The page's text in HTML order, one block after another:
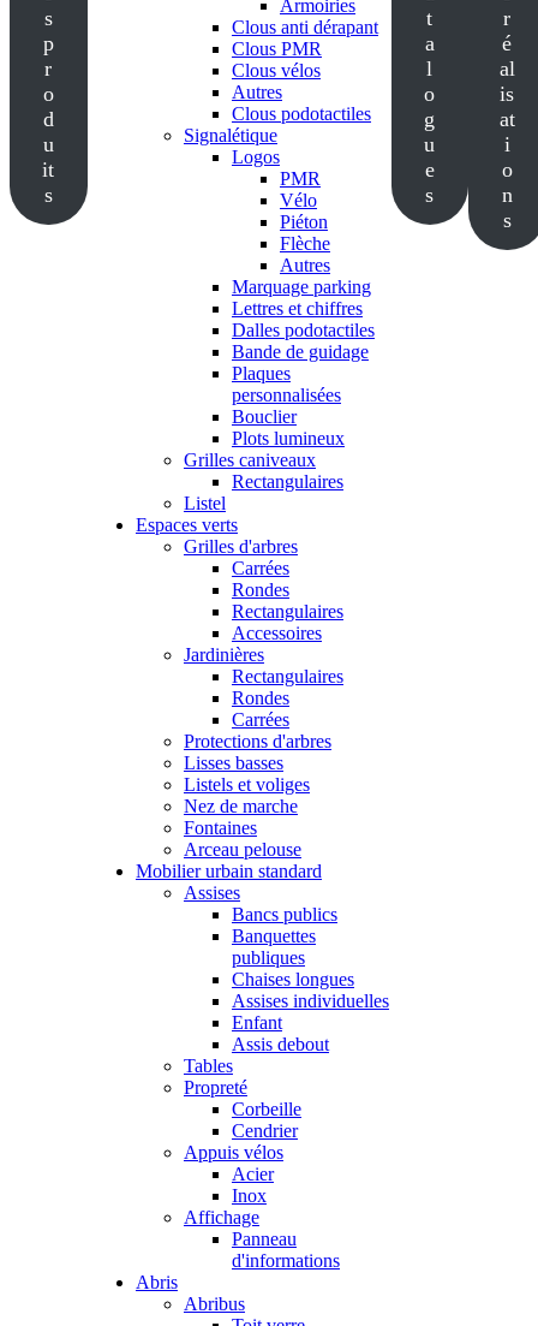
s
p
r
o
d
u
it
s
Armoiries
Clous anti dérapant
Clous PMR
Clous vélos
Autres
Clous podotactiles
Signalétique
Logos
PMR
Vélo
Piéton
Flèche
Autres
Marquage parking
Lettres et chiffres
Dalles podotactiles
Bande de guidage
Plaques
personnalisées
Bouclier
Plots lumineux
Grilles caniveaux
Rectangulaires
Listel
Espaces verts
Grilles d'arbres
Carrées
Rondes
Rectangulaires
Accessoires
Jardinières
Rectangulaires
Rondes
Carrées
Protections d'arbres
Lisses basses
Listels et voliges
Nez de marche
Fontaines
Arceau pelouse
Mobilier urbain standard
Assises
Bancs publics
Banquettes
publiques
Chaises longues
Assises individuelles
Enfant
Assis debout
Tables
Propreté
Corbeille
Cendrier
Appuis vélos
Acier
Inox
Affichage
Panneau
d'informations
Abris
Abribus
t
a
l
o
g
u
e
s
r
é
al
is
at
i
o
n
s